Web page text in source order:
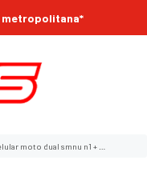
metropolitana*
n1 + camara accion con amortiguador de aire ajustable para manillar